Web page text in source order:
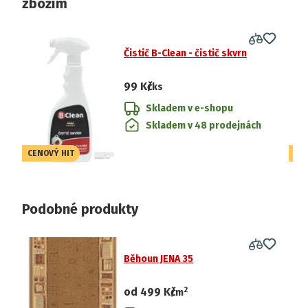
zbožím
CENOVÝ HIT
Čistič B-Clean - čistič skvrn
99 Kč/ks
Skladem v e-shopu
Skladem v 48 prodejnách
Podobné produkty
Běhoun JENA 35
od 499 Kč
/m2